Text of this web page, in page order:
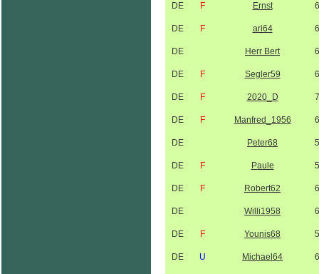
DE F Ernst
DE F ari64
DE Herr Bert
DE F Segler59
DE F 2020_D
DE F Manfred_1956
DE Peter68
DE F Paule
DE F Robert62
DE Willi1958
DE F Younis68
DE U Michael64